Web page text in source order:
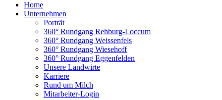
Home
Unternehmen
Porträt
360° Rundgang Rehburg-Loccum
360° Rundgang Weissenfels
360° Rundgang Wiesehoff
360° Rundgang Eggenfelden
Unsere Landwirte
Karriere
Rund um Milch
Mitarbeiter-Login